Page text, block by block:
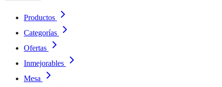
Productos
Categorías
Ofertas
Inmejorables
Mesa